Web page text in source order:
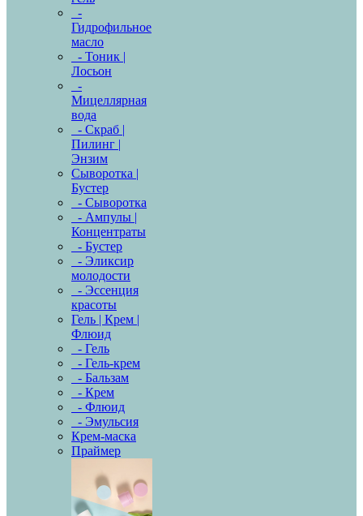
-
Гидрофильное
масло
- Тоник |
Лосьон
-
Мицеллярная
вода
- Скраб |
Пилинг |
Энзим
Сыворотка |
Бустер
- Сыворотка
- Ампулы |
Концентраты
- Бустер
- Эликсир
молодости
- Эссенция
красоты
Гель | Крем |
Флюид
- Гель
- Гель-крем
- Бальзам
- Крем
- Флюид
- Эмульсия
Крем-маска
Праймер